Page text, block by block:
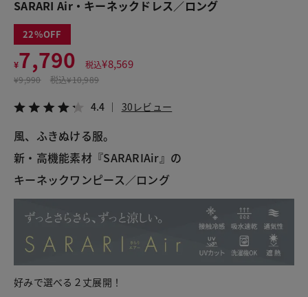
SARARI Air・キーネックドレス／ロング
22
¥7,790 税込¥8,569
¥9,990 税込¥10,989
4.4 30レビュー
風、ふきぬける服。
新・高機能素材『SARARIAir』の
キーネックワンピース／ロング
好みで選べる２丈展開！
SARARI Air・キーネックドレス／ロング